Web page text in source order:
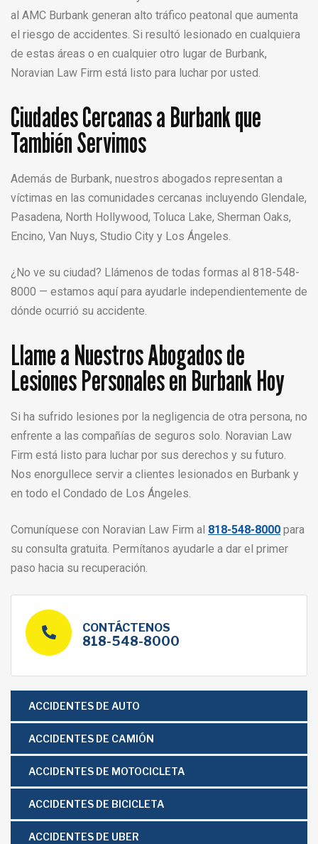
al AMC Burbank generan alto tráfico peatonal que aumenta
el riesgo de accidentes. Si resultó lesionado en cualquiera
de estas áreas o en cualquier otro lugar de Burbank,
Noravian Law Firm está listo para luchar por usted.
Ciudades Cercanas a Burbank que
También Servimos
Además de Burbank, nuestros abogados representan a
víctimas en las comunidades cercanas incluyendo Glendale,
Pasadena, North Hollywood, Toluca Lake, Sherman Oaks,
Encino, Van Nuys, Studio City y Los Ángeles.
¿No ve su ciudad? Llámenos de todas formas al 818-548-
8000 — estamos aquí para ayudarle independientemente de
dónde ocurrió su accidente.
Llame a Nuestros Abogados de
Lesiones Personales en Burbank Hoy
Si ha sufrido lesiones por la negligencia de otra persona, no
enfrente a las compañías de seguros solo. Noravian Law
Firm está listo para luchar por sus derechos y su futuro.
Nos enorgullece servir a clientes lesionados en Burbank y
en todo el Condado de Los Ángeles.
Comuníquese con Noravian Law Firm al 818-548-8000 para
su consulta gratuita. Permítanos ayudarle a dar el primer
paso hacia su recuperación.
CONTÁCTENOS
818-548-8000
ACCIDENTES DE AUTO
ACCIDENTES DE CAMIÓN
ACCIDENTES DE MOTOCICLETA
ACCIDENTES DE BICICLETA
ACCIDENTES DE UBER